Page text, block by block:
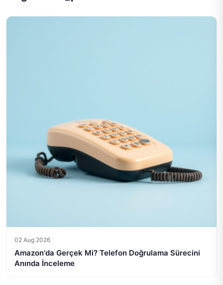
02 Aug 2026
Amazon'da Gerçek Mi? Telefon Doğrulama Sürecini
Anında İnceleme